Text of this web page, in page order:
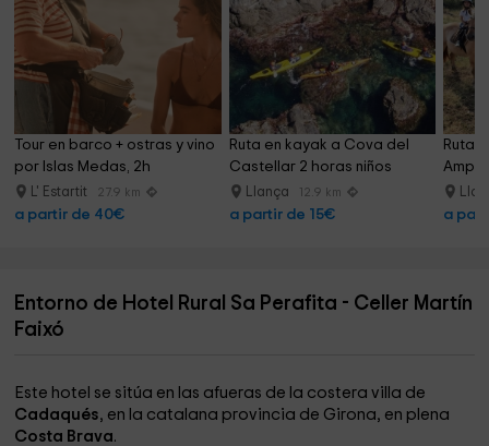
Tour en barco + ostras y vino
por Islas Medas, 2h
L' Estartit 27.9 km
a partir de 40€
Ruta en kayak a Cova del
Castellar 2 horas niños
Llança 12.9 km
a partir de 15€
Ruta
a
Entorno de Hotel Rural Sa Perafita - Celler Martín
Faixó
Este hotel se sitúa en las afueras de la costera villa de
Cadaqués, en la catalana provincia de Girona, en plena
Costa Brava.